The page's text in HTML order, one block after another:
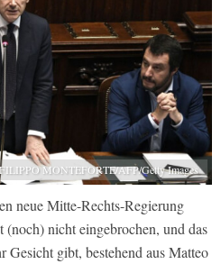
FILIPPO MONTEFORTE/AFP/Getty Images
neue Mitte-Rechts-Regierung
nicht eingebrochen, und das
gibt, bestehend aus Matteo